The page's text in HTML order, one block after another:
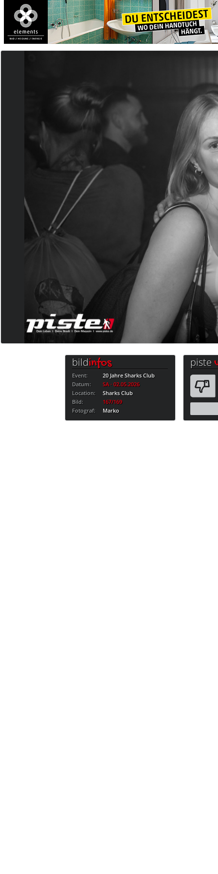
bildinfos
Event:
20 Jahre Sharks Club
Datum:
SA · 02.05.2026
Location:
Sharks Club
Bild:
167/169
Fotograf:
Marko
piste